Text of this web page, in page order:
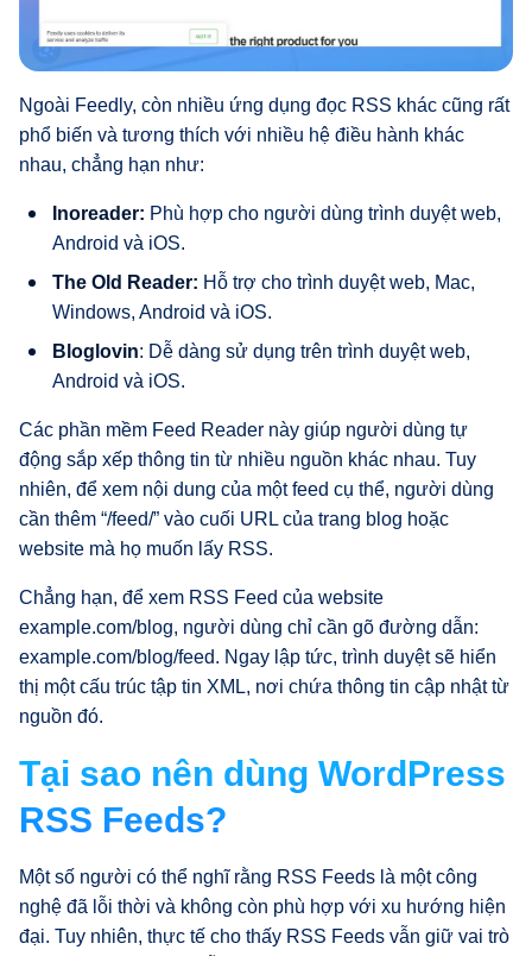
Ngoài Feedly, còn nhiều ứng dụng đọc RSS khác cũng rất
phổ biến và tương thích với nhiều hệ điều hành khác
nhau, chẳng hạn như:
Inoreader: Phù hợp cho người dùng trình duyệt web,
Android và iOS.
The Old Reader: Hỗ trợ cho trình duyệt web, Mac,
Windows, Android và iOS.
Bloglovin: Dễ dàng sử dụng trên trình duyệt web,
Android và iOS.
Các phần mềm Feed Reader này giúp người dùng tự
động sắp xếp thông tin từ nhiều nguồn khác nhau. Tuy
nhiên, để xem nội dung của một feed cụ thể, người dùng
cần thêm “/feed/” vào cuối URL của trang blog hoặc
website mà họ muốn lấy RSS.
Chẳng hạn, để xem RSS Feed của website
example.com/blog, người dùng chỉ cần gõ đường dẫn:
example.com/blog/feed. Ngay lập tức, trình duyệt sẽ hiển
thị một cấu trúc tập tin XML, nơi chứa thông tin cập nhật từ
nguồn đó.
Tại sao nên dùng WordPress
RSS Feeds?
Một số người có thể nghĩ rằng RSS Feeds là một công
nghệ đã lỗi thời và không còn phù hợp với xu hướng hiện
đại. Tuy nhiên, thực tế cho thấy RSS Feeds vẫn giữ vai trò